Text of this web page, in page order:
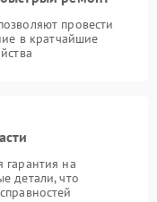
провести
в кратчайшие
гарантия на
детали, что